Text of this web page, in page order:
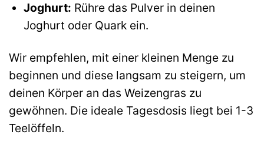
Joghurt: Rühre das Pulver in deinen
Joghurt oder Quark ein.
Wir empfehlen, mit einer kleinen Menge zu
beginnen und diese langsam zu steigern, um
deinen Körper an das Weizengras zu
gewöhnen. Die ideale Tagesdosis liegt bei 1-3
Teelöffeln.